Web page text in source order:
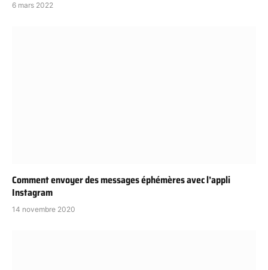
6 mars 2022
Comment envoyer des messages éphémères avec l’appli
Instagram
14 novembre 2020